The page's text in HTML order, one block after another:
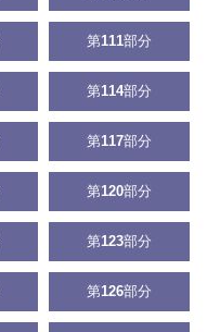
第111部分
第114部分
第117部分
第120部分
第123部分
第126部分